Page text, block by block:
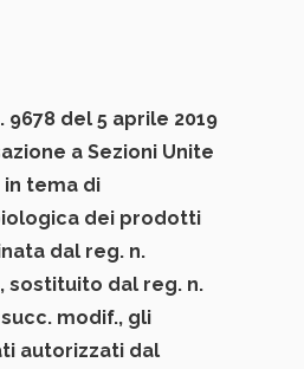
9678 del 5 aprile 2019
a Sezioni Unite
tema di
dei prodotti
dal reg. n.
sostituito dal reg. n.
modif., gli
autorizzati dal